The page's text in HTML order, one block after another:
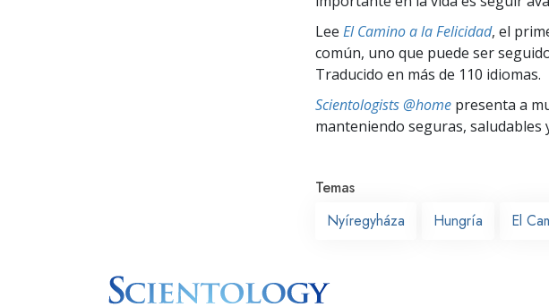
Lee El Camino a la Felicidad, el
común, uno que puede ser
Traducido en más de 110 idiomas.
Scientologists @home presenta a
manteniendo seguras, saludables
Temas
Nyíregyháza
Hungría El